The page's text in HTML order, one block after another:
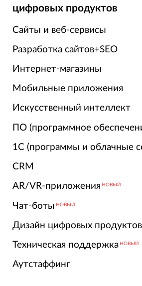
цифровых продуктов
Сайты и веб-сервисы
Разработка сайтов+SEO
Интернет-магазины
Мобильные приложения
Искусственный интеллект
ПО (программное
1С (программы и облачные
CRM
AR/VR-приложения НОВЫЙ
Чат-боты НОВЫЙ
Дизайн цифровых
Техническая поддержка НОВЫЙ
Аутстаффинг